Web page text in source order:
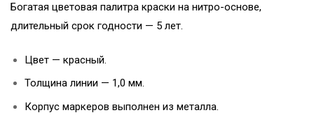
Богатая цветовая палитра краски на нитро-основе,
длительный срок годности — 5 лет.
Цвет — красный.
Толщина линии — 1,0 мм.
Корпус маркеров выполнен из металла.